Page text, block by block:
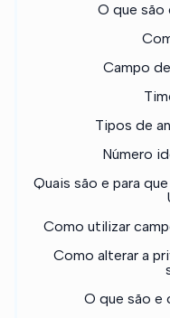
O que são
Campo
Tipos de
Número
Quais são e para
Como utilizar
Como alterar a
O que são e